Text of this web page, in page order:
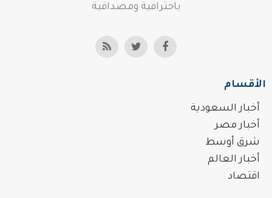
باحترافية ومصداقية
الأقسام
أخبار السعودية
أخبار مصر
شرق أوسط
أخبار العالم
اقتصاد